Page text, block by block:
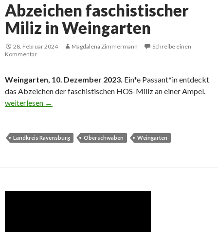
Abzeichen faschistischer
Miliz in Weingarten
28. Februar 2024 Magdalena Zimmermann
Schreibe einen
Kommentar
Weingarten, 10. Dezember 2023. Ein*e Passant*in entdeckt
das Abzeichen der faschistischen HOS-Miliz an einer Ampel.
Abzeichen faschistischer Miliz in Weingarten
weiterlesen →
Landkreis Ravensburg Oberschwaben Weingarten